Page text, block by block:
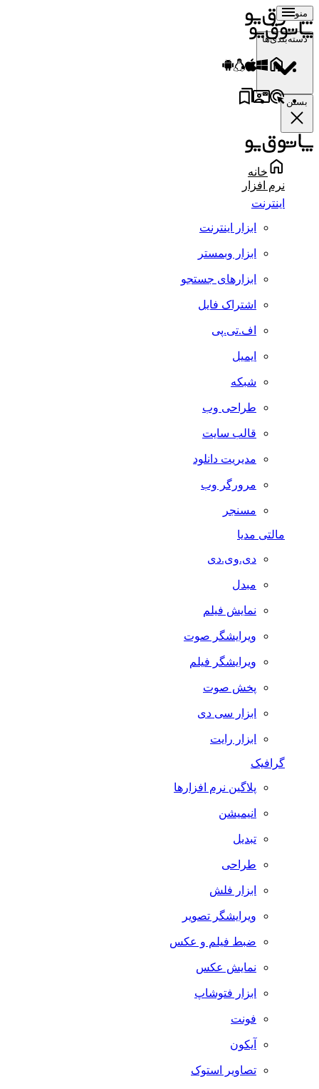
منو
دسته‌بندی‌ها
بستن
خانه
نرم افزار
اینترنت
ابزار اینترنت
ابزار وبمستر
ابزارهای جستجو
اشتراک فایل
اف.تی.پی
ایمیل
شبکه
طراحی وب
قالب سایت
مدیریت دانلود
مرورگر وب
مسنجر
مالتی مدیا
دی.وی.دی
مبدل
نمایش فیلم
ویرایشگر صوت
ویرایشگر فیلم
پخش صوت
ابزار سی دی
ابزار رایت
گرافیک
پلاگین نرم افزارها
انیمیشن
تبدیل
طراحی
ابزار فلش
ویرایشگر تصویر
ضبط فيلم و عكس
نمایش عکس
ابزار فتوشاپ
فونت
آیکون
تصاویر استوک